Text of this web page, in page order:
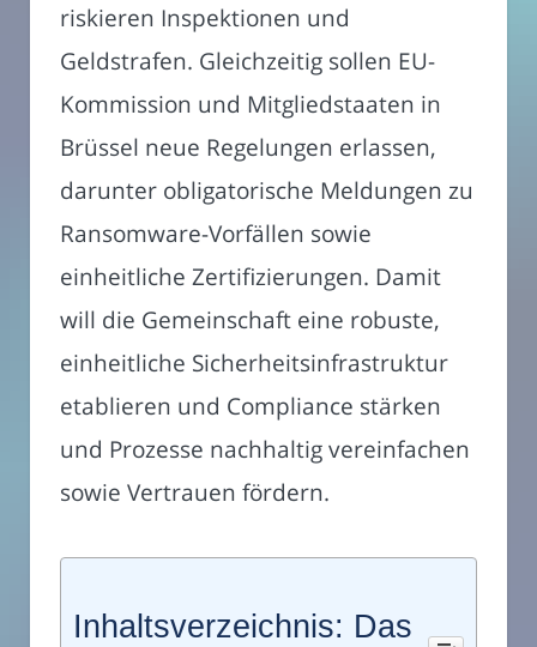
riskieren Inspektionen und
Geldstrafen. Gleichzeitig sollen EU-
Kommission und Mitgliedstaaten in
Brüssel neue Regelungen erlassen,
darunter obligatorische Meldungen zu
Ransomware-Vorfällen sowie
einheitliche Zertifizierungen. Damit
will die Gemeinschaft eine robuste,
einheitliche Sicherheitsinfrastruktur
etablieren und Compliance stärken
und Prozesse nachhaltig vereinfachen
sowie Vertrauen fördern.
Inhaltsverzeichnis: Das